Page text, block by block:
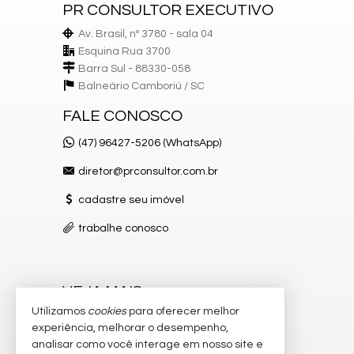
Espaço Fitness
Playground
Brinquedoteca
Piscina Infantil
Estar Social
PR CONSULTOR EXECUTIVO
Av. Brasil, nº 3780 - sala 04
Esquina Rua 3700
Barra Sul - 88330-058
Balneário Camboriú / SC
FALE CONOSCO
(47) 96427-5206 (WhatsApp)
diretor@prconsultor.com.br
cadastre seu imóvel
trabalhe conosco
VEJA MAIS
receba nosso newsletter
indicadores financeiros
Utilizamos cookiespara oferecer melhor
experiência, melhorar o desempenho,
analisar como você interage em nosso site e